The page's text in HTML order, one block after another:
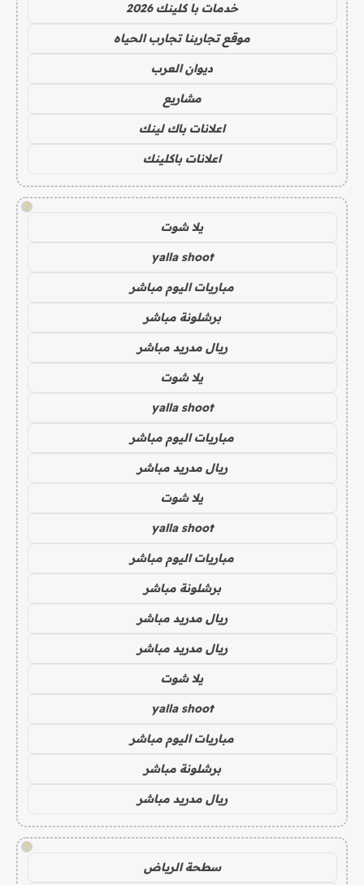
خدمات با كلينك 2026
موقع تجاربنا تجارب الحياه
ديوان العرب
مشاريع
اعلانات باك لينك
اعلانات باكلينك
!
يلا شوت
yalla shoot
مباريات اليوم مباشر
برشلونة مباشر
ريال مدريد مباشر
يلا شوت
yalla shoot
مباريات اليوم مباشر
ريال مدريد مباشر
يلا شوت
yalla shoot
مباريات اليوم مباشر
برشلونة مباشر
ريال مدريد مباشر
ريال مدريد مباشر
يلا شوت
yalla shoot
مباريات اليوم مباشر
برشلونة مباشر
ريال مدريد مباشر
!
سطحة الرياض